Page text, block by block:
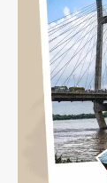
दुबे,
फिर
रच
दिया
पढ़िए
टॉपर
की
पूरी